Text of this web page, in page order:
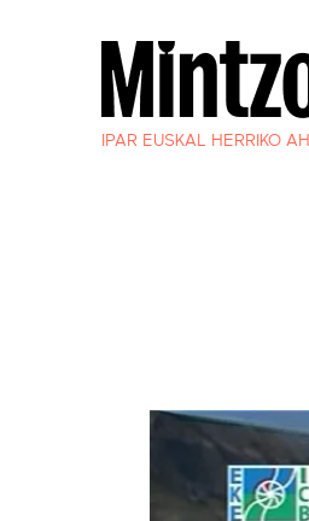
IPAR EUSKAL HERRIKO